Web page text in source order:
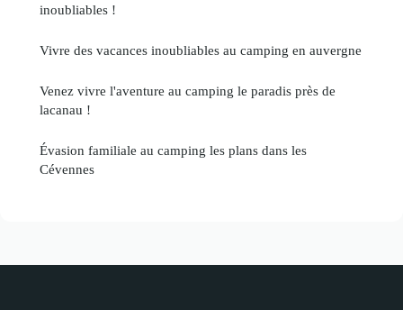
inoubliables !
Vivre des vacances inoubliables au camping en auvergne
Venez vivre l'aventure au camping le paradis près de
lacanau !
Évasion familiale au camping les plans dans les
Cévennes